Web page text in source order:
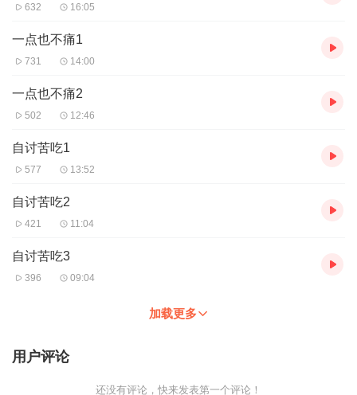
632 16:05
一点也不痛1
731 14:00
一点也不痛2
502 12:46
自讨苦吃1
577 13:52
自讨苦吃2
421 11:04
自讨苦吃3
396 09:04
加载更多
用户评论
还没有评论，快来发表第一个评论！